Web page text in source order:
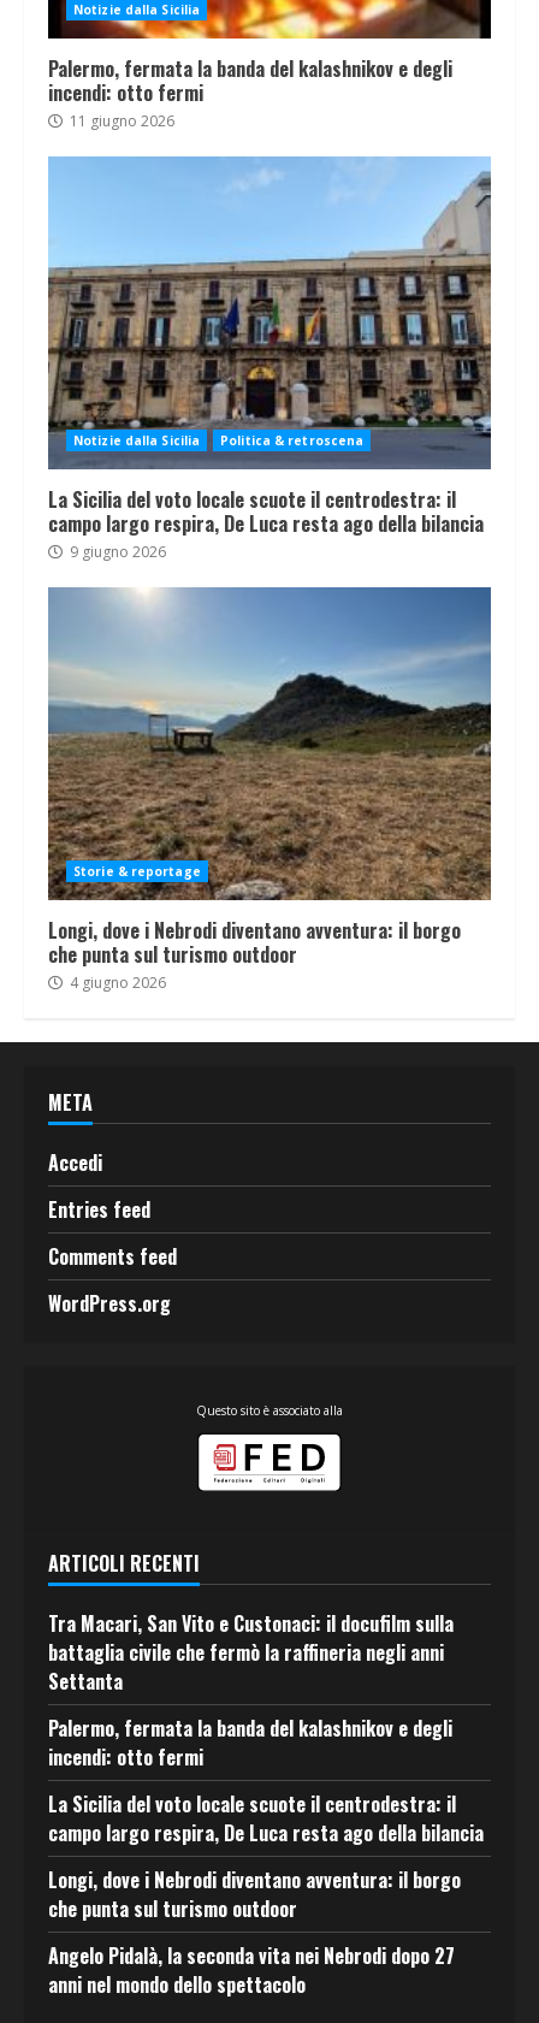
Notizie dalla Sicilia
Palermo, fermata la banda del kalashnikov e degli
incendi: otto fermi
11 giugno 2026
Notizie dalla Sicilia Politica & retroscena
La Sicilia del voto locale scuote il centrodestra: il
campo largo respira, De Luca resta ago della bilancia
9 giugno 2026
Storie & reportage
Longi, dove i Nebrodi diventano avventura: il borgo
che punta sul turismo outdoor
4 giugno 2026
META
Accedi
Entries feed
Comments feed
WordPress.org
Questo sito è associato alla
ARTICOLI RECENTI
Tra Macari, San Vito e Custonaci: il docufilm sulla
battaglia civile che fermò la raffineria negli anni
Settanta
Palermo, fermata la banda del kalashnikov e degli
incendi: otto fermi
La Sicilia del voto locale scuote il centrodestra: il
campo largo respira, De Luca resta ago della bilancia
Longi, dove i Nebrodi diventano avventura: il borgo
che punta sul turismo outdoor
Angelo Pidalà, la seconda vita nei Nebrodi dopo 27
anni nel mondo dello spettacolo